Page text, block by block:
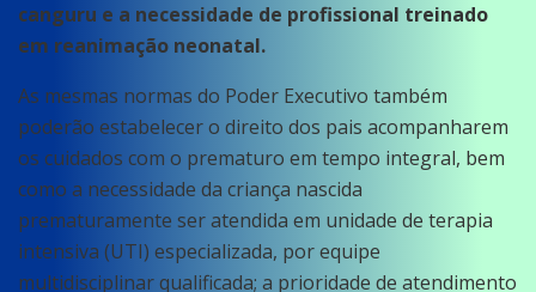
canguru e a necessidade de profissional treinado
em reanimação neonatal.
As mesmas normas do Poder Executivo também
poderão estabelecer o direito dos pais acompanharem
os cuidados com o prematuro em tempo integral, bem
como a necessidade da criança nascida
prematuramente ser atendida em unidade de terapia
intensiva (UTI) especializada, por equipe
multidisciplinar qualificada; a prioridade de atendimento